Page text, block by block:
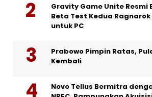
Gravity Game Unite Resmi
Beta Test Kedua
untuk PC
Prabowo Pimpin Ratas,
Kembali
Novo Tellus Bermitra